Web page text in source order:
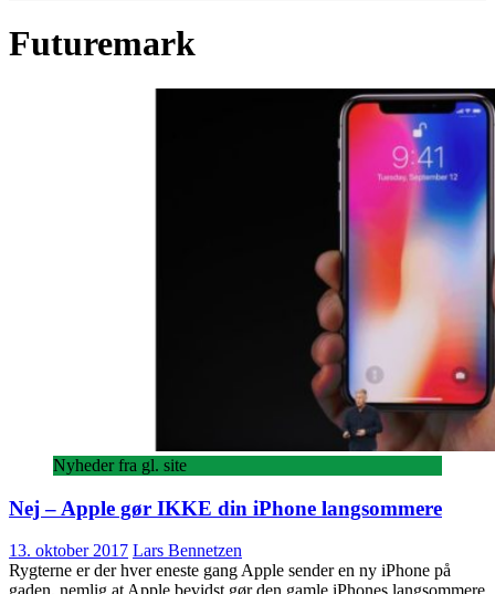
Futuremark
Nyheder fra gl. site
Nej – Apple gør IKKE din iPhone langsommere
13. oktober 2017 Lars Bennetzen
Rygterne er der hver eneste gang Apple sender en ny iPhone på